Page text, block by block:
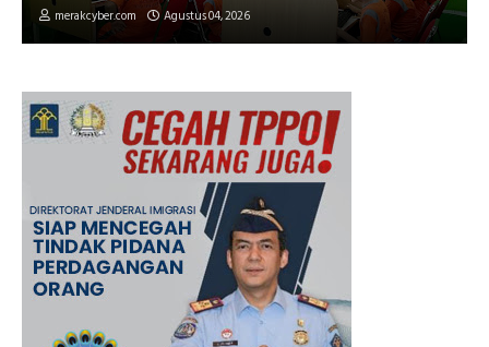
merakcyber.com Agustus 04, 2026